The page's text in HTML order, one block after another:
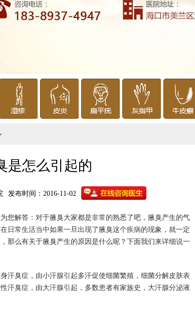
是怎么引起的
发布时间：2016-11-02
您解答：对于腋臭大家都是非常的熟悉了吧，腋臭产生的气
日常生活当中如果一旦出现了腋臭这个疾病的现象，就一定
那么有关于腋臭产生的原因是什么呢？下面我们来详细说一
汗臭症，由小汗腺引起多汗促使细菌繁殖，细菌分解皮肤表
汗臭症，由大汗腺引起，多数患者有家族史，大汗腺分泌液